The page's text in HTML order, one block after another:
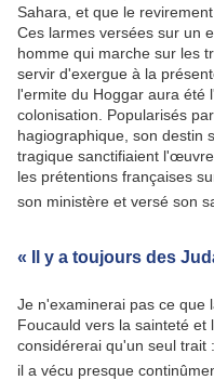
Sahara, et que le
Ces larmes versées sur un
homme qui marche sur les
servir d'exergue à la
l'ermite du Hoggar aura été
colonisation. Popularisés
hagiographique, son destin
tragique sanctifiaient
les prétentions françaises
son ministère et versé son
« Il y a toujours des
Je n'examinerai pas ce que
Foucauld vers la sainteté
considérerai qu'un seul trait
il a vécu presque